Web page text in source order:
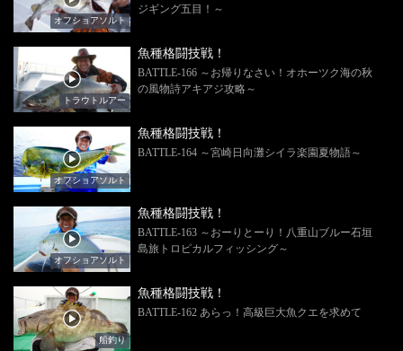
オフショアソルト
ジギング五目！～
トラウトルアー
魚種格闘技戦！
BATTLE-166 ～お帰りなさい！オホーツク海の秋
の風物詩アキアジ攻略～
オフショアソルト
魚種格闘技戦！
BATTLE-164 ～宮崎日向灘シイラ楽園夏物語～
オフショアソルト
魚種格闘技戦！
BATTLE-163 ～おーりとーり！八重山ブルー石垣
島旅トロピカルフィッシング～
船釣り
魚種格闘技戦！
BATTLE-162 あらっ！高級巨大魚クエを求めて